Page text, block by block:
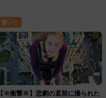
驚いた
【※衝撃※】悲劇の直前に撮られた